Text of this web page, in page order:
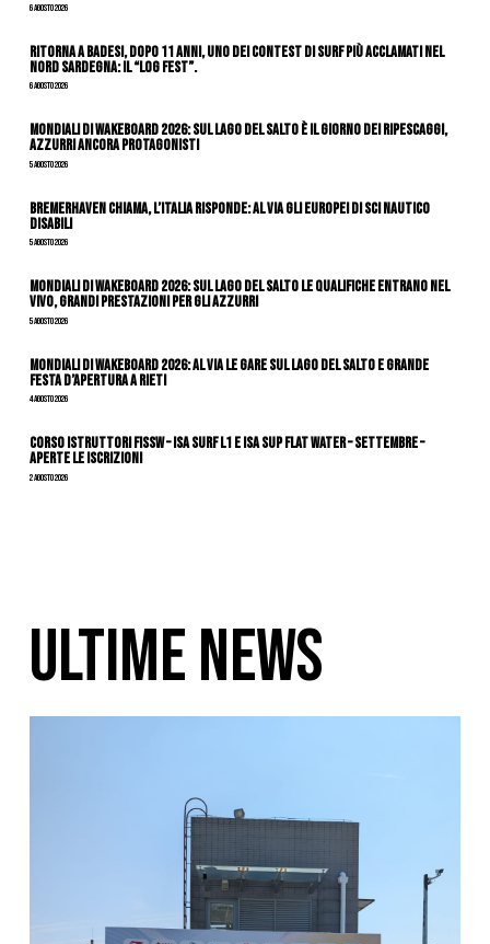
6 Agosto 2026
Ritorna a Badesi, dopo 11 anni, uno dei contest di surf più acclamati nel
nord Sardegna: il “Log Fest”.
6 Agosto 2026
Mondiali di Wakeboard 2026: sul Lago del Salto è il giorno dei ripescaggi,
azzurri ancora protagonisti
5 Agosto 2026
Bremerhaven chiama, l’Italia risponde: al via gli Europei di Sci Nautico
Disabili
5 Agosto 2026
Mondiali di Wakeboard 2026: sul Lago del Salto le qualifiche entrano nel
vivo, grandi prestazioni per gli azzurri
5 Agosto 2026
Mondiali di Wakeboard 2026: al via le gare sul Lago del Salto e grande
festa d’apertura a Rieti
4 Agosto 2026
CORSO ISTRUTTORI FISSW – ISA SURF L1 e ISA SUP Flat Water – SETTEMBRE –
APERTE LE ISCRIZIONI
2 Agosto 2026
ULTIME NEWS